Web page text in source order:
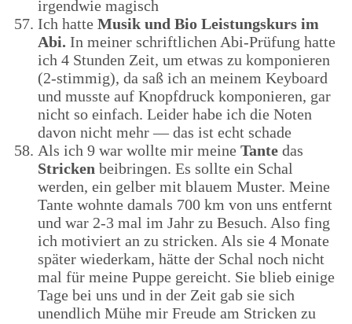
irgendwie magisch
Ich hatte Musik und Bio Leistungskurs im
Abi. In meiner schriftlichen Abi-Prüfung hatte
ich 4 Stunden Zeit, um etwas zu komponieren
(2-stimmig), da saß ich an meinem Keyboard
und musste auf Knopfdruck komponieren, gar
nicht so einfach. Leider habe ich die Noten
davon nicht mehr — das ist echt schade
Als ich 9 war wollte mir meine Tante das
Stricken beibringen. Es sollte ein Schal
werden, ein gelber mit blauem Muster. Meine
Tante wohnte damals 700 km von uns entfernt
und war 2-3 mal im Jahr zu Besuch. Also fing
ich motiviert an zu stricken. Als sie 4 Monate
später wiederkam, hätte der Schal noch nicht
mal für meine Puppe gereicht. Sie blieb einige
Tage bei uns und in der Zeit gab sie sich
unendlich Mühe mir Freude am Stricken zu